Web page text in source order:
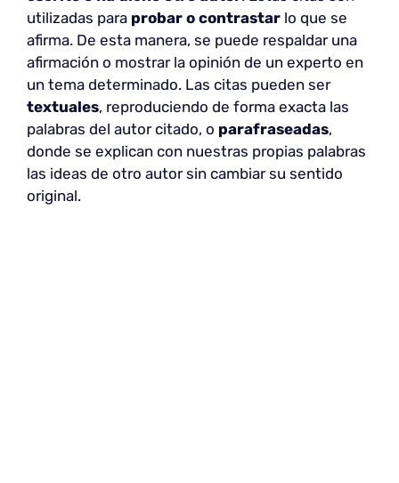
utilizadas para probar o contrastar lo que se
afirma. De esta manera, se puede respaldar una
afirmación o mostrar la opinión de un experto en
un tema determinado. Las citas pueden ser
textuales, reproduciendo de forma exacta las
palabras del autor citado, o parafraseadas,
donde se explican con nuestras propias palabras
las ideas de otro autor sin cambiar su sentido
original.